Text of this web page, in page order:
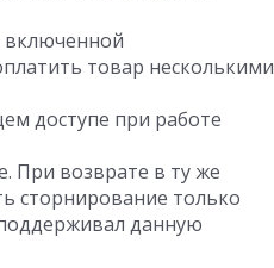
включенной
товар несколькими
доступе при работе
При возврате в ту же
сторнирование только
данную